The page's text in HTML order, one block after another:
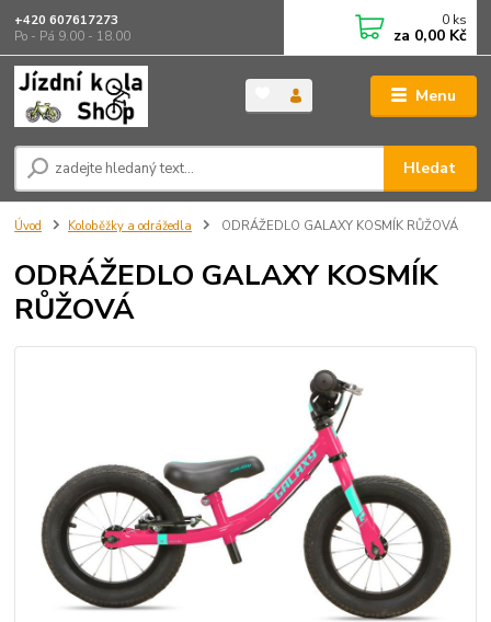
Menu
Hledat
+420 607617273
Po - Pá 9.00 - 18.00
0 ks
za 0,00 Kč
Úvod Koloběžky a odrážedla ODRÁŽEDLO GALAXY KOSMÍK RŮŽOVÁ
ODRÁŽEDLO GALAXY KOSMÍK
RŮŽOVÁ